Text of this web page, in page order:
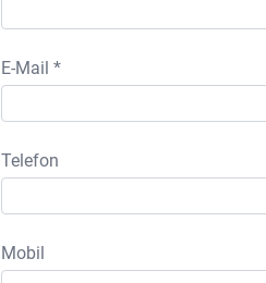
E-Mail *
Telefon
Mobil